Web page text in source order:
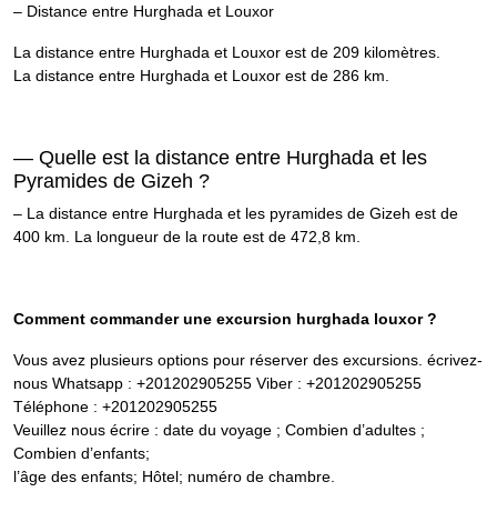
– Distance entre Hurghada et Louxor
La distance entre Hurghada et Louxor est de 209 kilomètres.
La distance entre Hurghada et Louxor est de 286 km.
— Quelle est la distance entre Hurghada et les
Pyramides de Gizeh ?
– La distance entre Hurghada et les pyramides de Gizeh est de
400 km. La longueur de la route est de 472,8 km.
Comment commander une excursion hurghada louxor ?
Vous avez plusieurs options pour réserver des excursions. écrivez-
nous Whatsapp : +201202905255 Viber : +201202905255
Téléphone : +201202905255
Veuillez nous écrire : date du voyage ; Combien d’adultes ;
Combien d’enfants;
l’âge des enfants; Hôtel; numéro de chambre.